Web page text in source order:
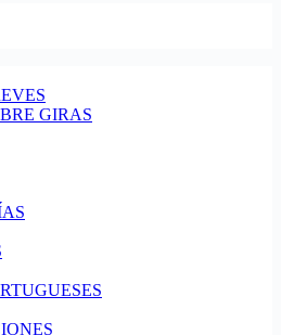
GIRAS